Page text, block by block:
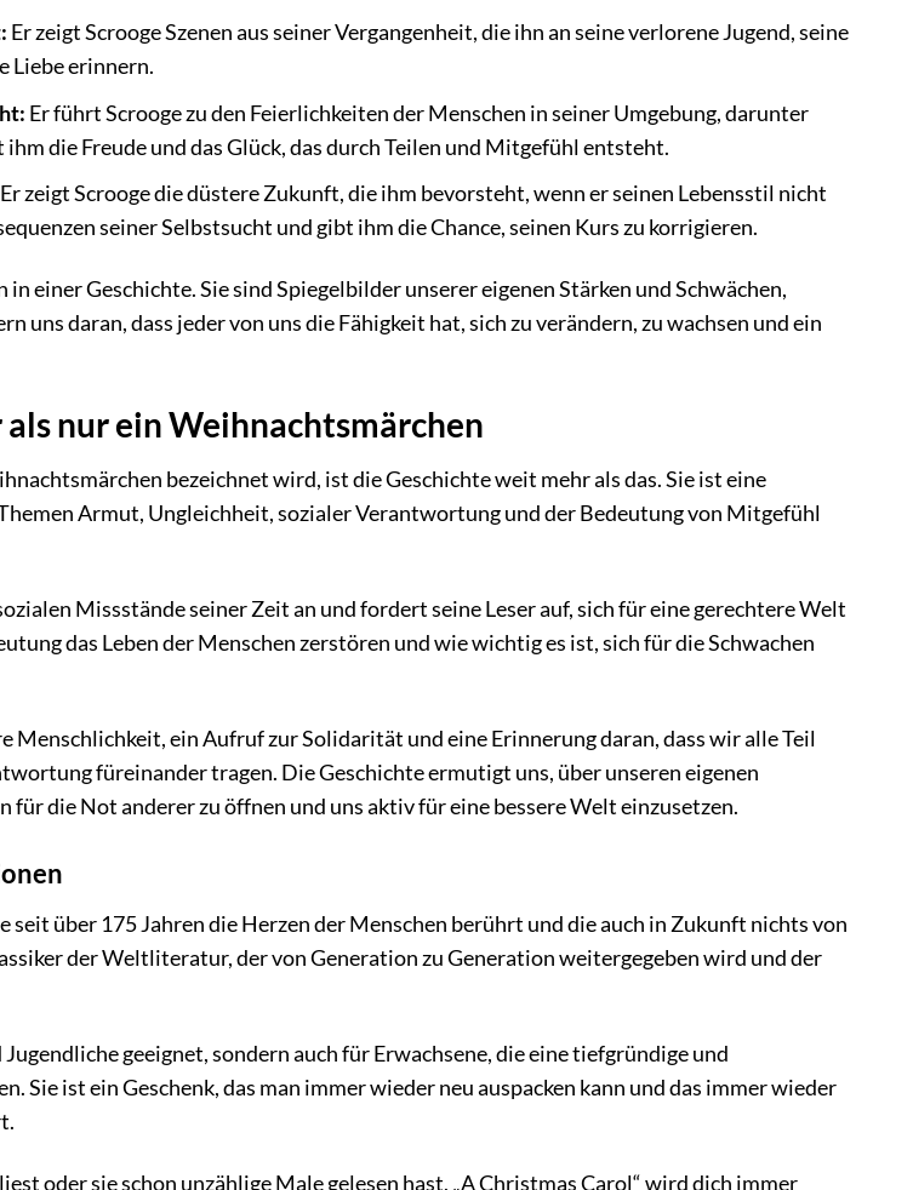
Er zeigt Scrooge Szenen aus seiner Vergangenheit, die ihn an seine verlorene Jugend, seine
Liebe erinnern.
Er führt Scrooge zu den Feierlichkeiten der Menschen in seiner Umgebung, darunter
die Freude und das Glück, das durch Teilen und Mitgefühl entsteht.
Er zeigt Scrooge die düstere Zukunft, die ihm bevorsteht, wenn er seinen Lebensstil nicht
seiner Selbstsucht und gibt ihm die Chance, seinen Kurs zu korrigieren.
einer Geschichte. Sie sind Spiegelbilder unserer eigenen Stärken und Schwächen,
uns daran, dass jeder von uns die Fähigkeit hat, sich zu verändern, zu wachsen und ein
nur ein Weihnachtsmärchen
bezeichnet wird, ist die Geschichte weit mehr als das. Sie ist eine
Armut, Ungleichheit, sozialer Verantwortung und der Bedeutung von Mitgefühl
Missstände seiner Zeit an und fordert seine Leser auf, sich für eine gerechtere Welt
das Leben der Menschen zerstören und wie wichtig es ist, sich für die Schwachen
Menschlichkeit, ein Aufruf zur Solidarität und eine Erinnerung daran, dass wir alle Teil
füreinander tragen. Die Geschichte ermutigt uns, über unseren eigenen
für die Not anderer zu öffnen und uns aktiv für eine bessere Welt einzusetzen.
seit über 175 Jahren die Herzen der Menschen berührt und die auch in Zukunft nichts von
der Weltliteratur, der von Generation zu Generation weitergegeben wird und der
geeignet, sondern auch für Erwachsene, die eine tiefgründige und
Sie ist ein Geschenk, das man immer wieder neu auspacken kann und das immer wieder
oder sie schon unzählige Male gelesen hast, „A Christmas Carol“ wird dich immer